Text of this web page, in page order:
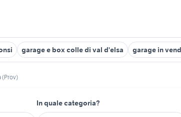
garage e box colle di val d'elsa garage in
(Prov)
In quale categoria?